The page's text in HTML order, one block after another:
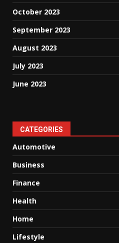
October 2023
September 2023
August 2023
July 2023
June 2023
CATEGORIES
Automotive
Business
Finance
Health
Home
Lifestyle